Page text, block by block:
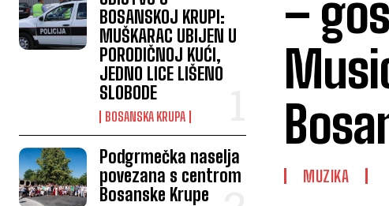
BOSANSKOJ KRUPI:
MUŠKARAC UBIJEN U
PORODIČNOJ KUĆI,
JEDNO LICE LIŠENO
SLOBODE
BOSANSKA KRUPA
Podgrmečka naselja
povezana s centrom
Bosanske Krupe
–
MUZIKA